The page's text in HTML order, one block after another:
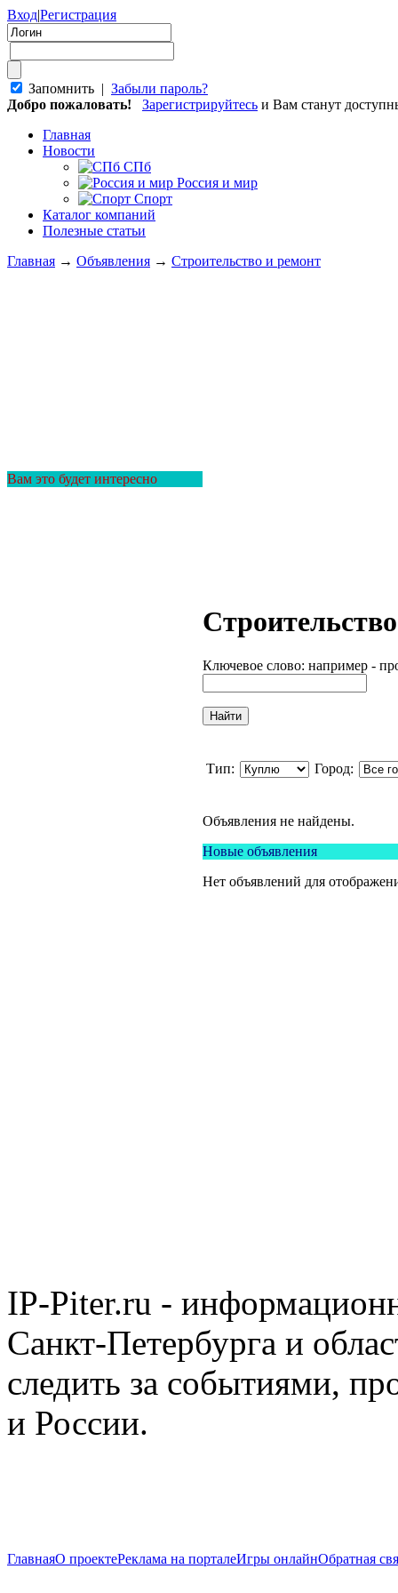
Вход|Регистрация
Запомнить | Забыли пароль?
Добро пожаловать!
Зарегистрируйтесь и Вам станут
Главная
Новости
СПб
Россия и мир
Спорт
Каталог компаний
Полезные статьи
Главная → Объявления → Строительство и ремонт
Вам это будет интересно
Ключевое слово: например -
Тип: Город:
Объявления не найдены.
Новые объявления
Нет объявлений для
IP-Piter.ru -
Санкт-Петербурга и
следить за событиями,
и России.
ГлавнаяО проектеРеклама на порталеИгры онлайнОбратная